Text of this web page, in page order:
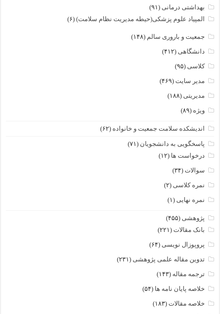
بهداشتی درمانی (۹۱)
المپیاد علوم پزشکی(حیطه مدیریت نظام سلامت) (۶)
جمعیت و باروری سالم (۱۴۸)
دانشگاهی (۴۱۲)
کلاسی (۹۵)
مدیر سایت (۴۶۹)
مدیریتی (۱۸۸)
ویژه (۸۹)
اندیشکده سلامت جمعیت و خانواده (۶۲)
پاسخگویی به دانشجویان (۷۱)
درخواست ها (۱۲)
سوالات (۳۴)
نمره کلاسی (۲)
نمره نهایی (۱)
پژوهشی (۴۵۵)
بانک مقالات (۲۲۱)
پروپوزال نویسی (۶۴)
تدوین مقاله علمی پژوهشی (۲۳۱)
ترجمه مقاله (۱۴۳)
خلاصه پایان نامه ها (۵۴)
خلاصه مقالات (۱۸۳)